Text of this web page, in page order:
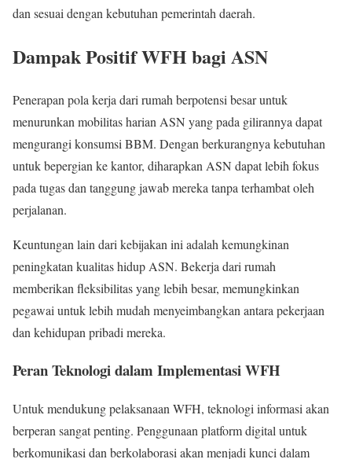
dan sesuai dengan kebutuhan pemerintah daerah.
Dampak Positif WFH bagi ASN
Penerapan pola kerja dari rumah berpotensi besar untuk
menurunkan mobilitas harian ASN yang pada gilirannya dapat
mengurangi konsumsi BBM. Dengan berkurangnya kebutuhan
untuk bepergian ke kantor, diharapkan ASN dapat lebih fokus
pada tugas dan tanggung jawab mereka tanpa terhambat oleh
perjalanan.
Keuntungan lain dari kebijakan ini adalah kemungkinan
peningkatan kualitas hidup ASN. Bekerja dari rumah
memberikan fleksibilitas yang lebih besar, memungkinkan
pegawai untuk lebih mudah menyeimbangkan antara pekerjaan
dan kehidupan pribadi mereka.
Peran Teknologi dalam Implementasi WFH
Untuk mendukung pelaksanaan WFH, teknologi informasi akan
berperan sangat penting. Penggunaan platform digital untuk
berkomunikasi dan berkolaborasi akan menjadi kunci dalam